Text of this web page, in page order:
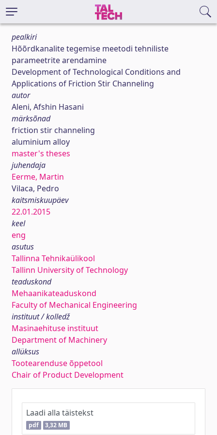
pealkiri
Hõõrdkanalite tegemise meetodi tehniliste
parameetrite arendamine
Development of Technological Conditions and
Applications of Friction Stir Channeling
autor
Aleni, Afshin Hasani
märksõnad
friction stir channeling
aluminium alloy
master's theses
juhendaja
Eerme, Martin
Vilaca, Pedro
kaitsmiskuupäev
22.01.2015
keel
eng
asutus
Tallinna Tehnikaülikool
Tallinn University of Technology
teaduskond
Mehaanikateaduskond
Faculty of Mechanical Engineering
instituut / kolledž
Masinaehituse instituut
Department of Machinery
allüksus
Tootearenduse õppetool
Chair of Product Development
Laadi alla täistekst
pdf 3,32 MB